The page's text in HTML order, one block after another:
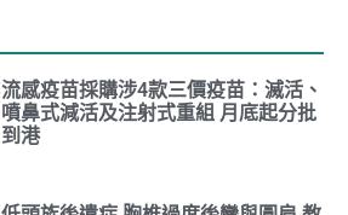
流感疫苗採購涉4款三價疫苗：滅活、
噴鼻式減活及注射式重組 月底起分批
到港